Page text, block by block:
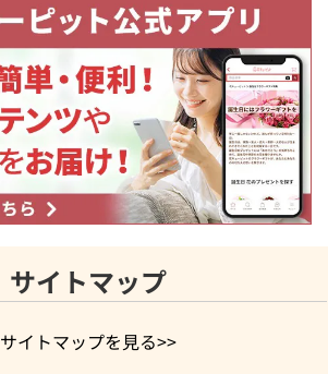
サイトマップ
サイトマップを見る>>